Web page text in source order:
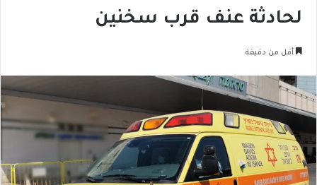
لحادثة عنف قرب سخنين
أقل من دقيقة